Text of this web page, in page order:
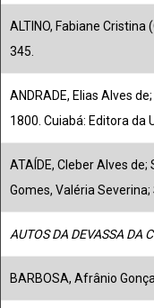
ALTINO, Fabiane Cristina
345.
ANDRADE, Elias Alves
1800. Cuiabá: Editora da
ATAÍDE, Cleber Alves
Gomes, Valéria
AUTOS DA DEVASSA DA
BARBOSA, Afrânio